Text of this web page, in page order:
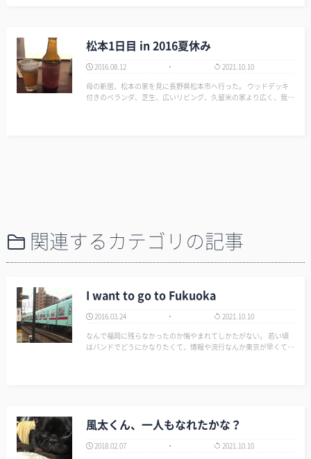
松本1日目 in 2016夏休み
2016.08.12
2021.10.10
母の新居、松本の家を見に長野県松本市へ行った。 ウッドデッキ
付きのベランダ、芝生、広いリビング、久留米の家より広く、我が
関連するカテゴリの記事
I want to go to Fukuoka
2016.03.24
2021.10.10
なんで福岡に残らなかったのか悔やまれてしかたがない。 若い頃
はバンドでどうにかなりたくて、情報や流行なんか東京が早くて憧
風太くん、一人もなれたかな？
2018.02.07
2021.10.10